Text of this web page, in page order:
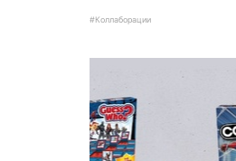
#Коллаборации